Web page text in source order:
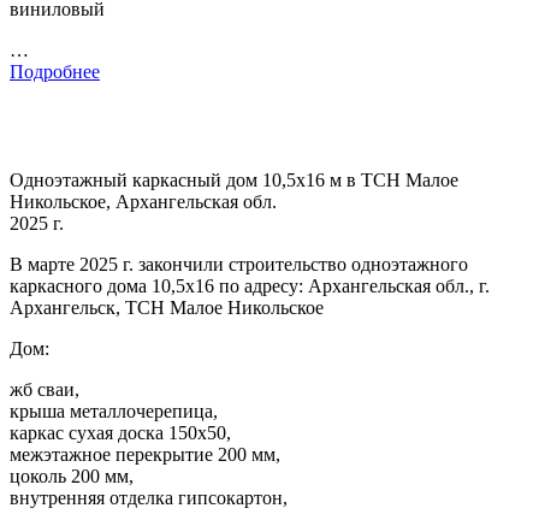
виниловый
…
Подробнее
Одноэтажный каркасный дом 10,5х16 м в ТСН Малое
Никольское, Архангельская обл.
2025 г.
В марте 2025 г. закончили строительство одноэтажного
каркасного дома 10,5х16 по адресу: Архангельская обл., г.
Архангельск, ТСН Малое Никольское
Дом:
жб сваи,
крыша металлочерепица,
каркас сухая доска 150х50,
межэтажное перекрытие 200 мм,
цоколь 200 мм,
внутренняя отделка гипсокартон,